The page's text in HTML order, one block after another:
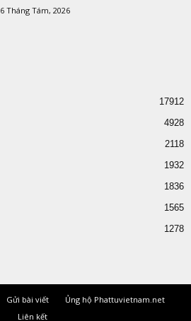
6 Tháng Tám, 2026
17912
4928
2118
1932
1836
1565
1278
Gửi bài viết
Ủng hộ Phattuvietnam.net
Liên kết